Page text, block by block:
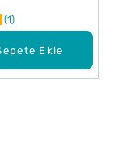
Ekle
1